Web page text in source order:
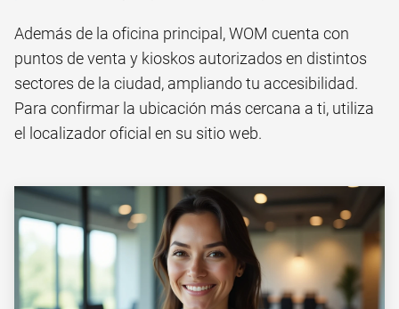
Además de la oficina principal, WOM cuenta con
puntos de venta y kioskos autorizados en distintos
sectores de la ciudad, ampliando tu accesibilidad.
Para confirmar la ubicación más cercana a ti, utiliza
el localizador oficial en su sitio web.